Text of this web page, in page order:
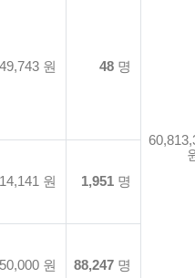
원 48 명
원 1,951 명
50,000 원 88,247 명